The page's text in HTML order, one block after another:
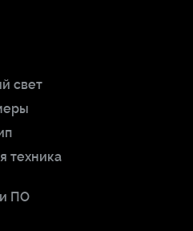
свет
техника
ПО